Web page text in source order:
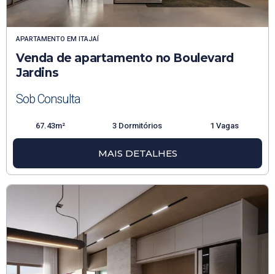
APARTAMENTO EM ITAJAÍ
Venda de apartamento no Boulevard
Jardins
Sob Consulta
67.43m² 3 Dormitórios 1 Vagas
MAIS DETALHES